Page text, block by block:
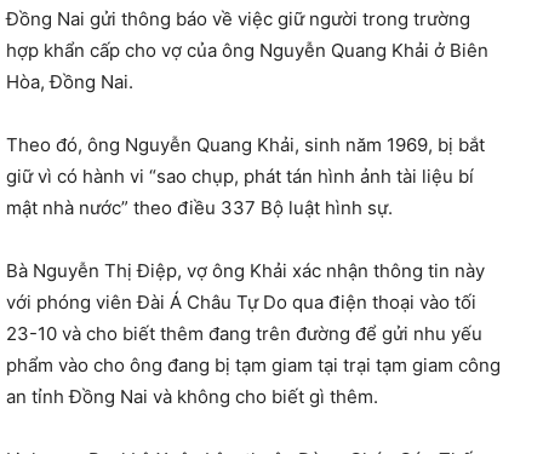
Đồng Nai gửi thông báo về việc giữ người trong trường
hợp khẩn cấp cho vợ của ông Nguyễn Quang Khải ở Biên
Hòa, Đồng Nai.
Theo đó, ông Nguyễn Quang Khải, sinh năm 1969, bị bắt
giữ vì có hành vi “sao chụp, phát tán hình ảnh tài liệu bí
mật nhà nước” theo điều 337 Bộ luật hình sự.
Bà Nguyễn Thị Điệp, vợ ông Khải xác nhận thông tin này
với phóng viên Đài Á Châu Tự Do qua điện thoại vào tối
23-10 và cho biết thêm đang trên đường để gửi nhu yếu
phẩm vào cho ông đang bị tạm giam tại trại tạm giam công
an tỉnh Đồng Nai và không cho biết gì thêm.